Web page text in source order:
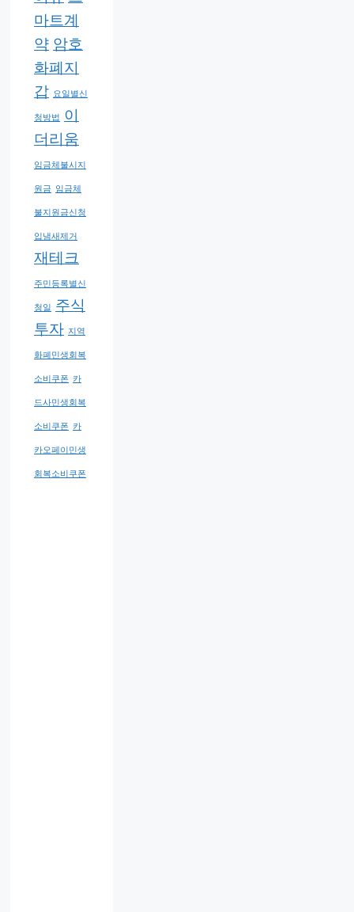
마트계
약 암호
화폐지
갑 요일별신
청방법
이
더리움
임금체불시지
원금 임금체
불지원금신청
입냄새제거
재테크
주민등록별신
청일
주식
투자 지역
화폐민생회복
소비쿠폰 카
드사민생회복
소비쿠폰 카
카오페이민생
회복소비쿠폰